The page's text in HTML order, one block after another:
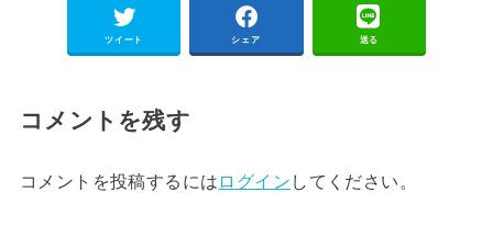
ツイート シェア 送る
コメントを残す
コメントを投稿するには ログイン してください。